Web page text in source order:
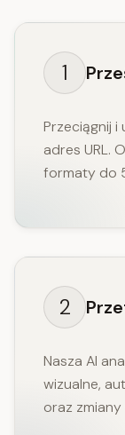
1
Przeciągnij
adres URL.
formaty do
2
Nasza AI
wizualne,
oraz zmiany